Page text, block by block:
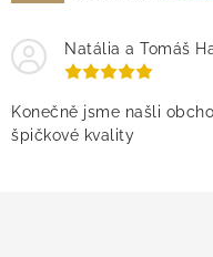
Natália a Tomáš
Konečně jsme našli
špičkové kvality